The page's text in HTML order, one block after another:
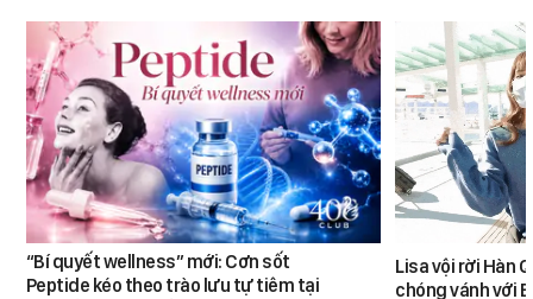
“Bí quyết wellness” mới: Cơn sốt
Peptide kéo theo trào lưu tự tiêm tại
Lisa vội rời Hàn
chóng vánh với